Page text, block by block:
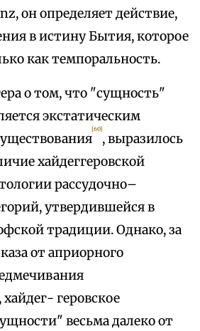
он определяет действие,
в истину Бытия, которое
как темпоральность.
о том, что "сущность"
экстатическим
[60]
, выразилось
хайдеггеровской
рассудочно–
утвердившейся в
традиции. Однако, за
от априорного
геровское
весьма далеко от